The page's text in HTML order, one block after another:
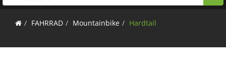
FAHRRAD Mountainbike Hardtail